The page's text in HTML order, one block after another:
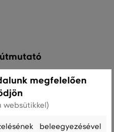
megfelelően
websütikkel)
beleegyezésével